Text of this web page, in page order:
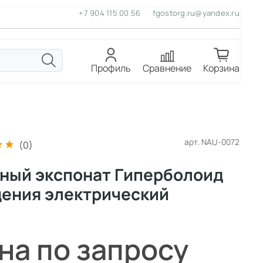
+7 904 115 00 56 fgostorg.ru@yandex.ru
Профиль Сравнение Корзина
(0) арт. NAU-0072
экспонат Гиперболоид
электрический
по запросу